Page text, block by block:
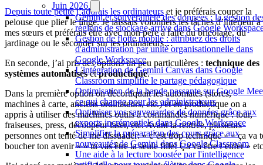
Juin 2026
Gemini et souveraineté des données : la gestion
régions de stockage arrive dans Google
Gestion de flotte mobile : attribuez des droits
d'administration par unité organisationnelle dans
Google Workspace
L'intégration de Gemini Canvas dans Google
Classroom simplifie le partage pédagogique
Optimisation de la bande passante sur Google
ce qui change pour les administrateurs
Optimiser vos sauvegardes de données grâce aux
exports incrémentiels dans Google Workspace
Simplifier la préparation des cours grâce aux
nouveautés de Gemini dans Google Classroom
Une aide à la lecture boostée par l'intelligence
Depuis toute petite j’adorais les ordinateurs et je préférais couper la
pelouse que plier le linge. Je laissais volontiers les tâches d’intérieur à
mes sœurs et préférais être avec mon père à faire du bricolage, du
jardinage ou le seconder sur les ordinateurs…
En seconde, j’ai pris des options un peu particulières : technique des
systèmes automatisésetproductique.
Dans la première option on décortiquait les automates (stores,
machines à carte, anciens ordinateurs, etc.) et en productique on a
appris à utiliser des machines outils à commandes numérique : tour,
fraiseuses, press, découpeur laser, etc. Avant la rentrée, plusieurs
personnes ont tenté de me dissuader: « c’est trop technique » « ça va
boucher ton avenir » « tu vas être la seule fille! Ça va être l’enfer »